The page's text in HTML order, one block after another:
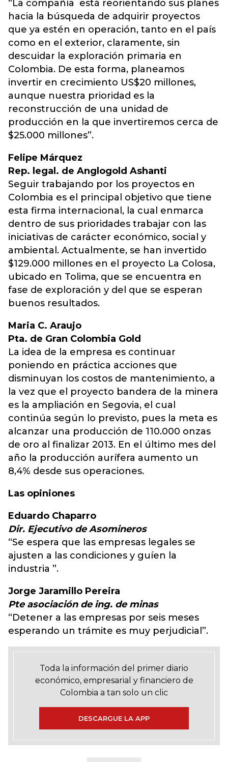
“La compañía está reorientando sus planes
hacia la búsqueda de adquirir proyectos
que ya estén en operación, tanto en el país
como en el exterior, claramente, sin
descuidar la exploración primaria en
Colombia. De esta forma, planeamos
invertir en crecimiento US$20 millones,
aunque nuestra prioridad es la
reconstrucción de una unidad de
producción en la que invertiremos cerca de
$25.000 millones”.
Felipe Márquez
Rep. legal. de Anglogold Ashanti
Seguir trabajando por los proyectos en
Colombia es el principal objetivo que tiene
esta firma internacional, la cual enmarca
dentro de sus prioridades trabajar con las
iniciativas de carácter económico, social y
ambiental. Actualmente, se han invertido
$129.000 millones en el proyecto La Colosa,
ubicado en Tolima, que se encuentra en
fase de exploración y del que se esperan
buenos resultados.
Maria C. Araujo
Pta. de Gran Colombia Gold
La idea de la empresa es continuar
poniendo en práctica acciones que
disminuyan los costos de mantenimiento, a
la vez que el proyecto bandera de la minera
es la ampliación en Segovia, el cual
continúa según lo previsto, pues la meta es
alcanzar una producción de 110.000 onzas
de oro al finalizar 2013. En el último mes del
año la producción aurífera aumento un
8,4% desde sus operaciones.
Las opiniones
Eduardo Chaparro
Dir. Ejecutivo de Asomineros
“Se espera que las empresas legales se
ajusten a las condiciones y guíen la
industria ”.
Jorge Jaramillo Pereira
Pte asociación de ing. de minas
“Detener a las empresas por seis meses
esperando un trámite es muy perjudicial”.
Toda la información del primer diario
económico, empresarial y financiero de
Colombia a tan solo un clic
DESCARGUE LA APP